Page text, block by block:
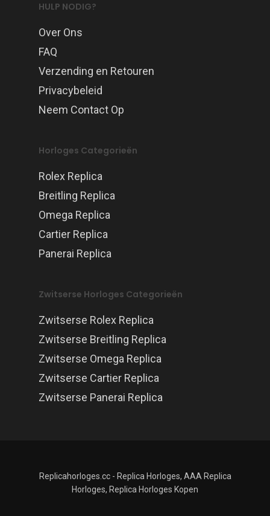
HULP NODIG?
Over Ons
FAQ
Verzending en Retouren
Privacybeleid
Neem Contact Op
Horloges Categorieën
Rolex Replica
Breitling Replica
Omega Replica
Cartier Replica
Panerai Replica
Zwitserse Horloges Categorieën
Zwitserse Rolex Replica
Zwitserse Breitling Replica
Zwitserse Omega Replica
Zwitserse Cartier Replica
Zwitserse Panerai Replica
Replicahorloges.cc - Replica Horloges, AAA Replica
Horloges, Replica Horloges Kopen